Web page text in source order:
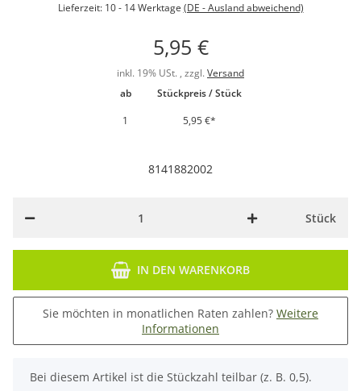
Lieferzeit: 10 - 14 Werktage (DE - Ausland abweichend)
5,95 €
inkl. 19% USt. , zzgl. Versand
ab
Stückpreis / Stück
1
5,95 €*
8141882002
Stück
IN DEN WARENKORB
Sie möchten in monatlichen Raten zahlen? Weitere
Informationen
x
Bei diesem Artikel ist die Stückzahl teilbar (z. B. 0,5).